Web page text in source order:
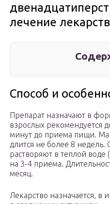
лечение
Способ и
Препарат назначают в
взрослых рекомендуется
минут до приема пищи.
длится не более 8 недель.
растворяют в теплой воде
на 3-4 приема.
месяц.
Лекарство назначается, в